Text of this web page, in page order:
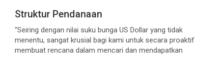
Struktur Pendanaan
“Seiring dengan nilai suku bunga US Dollar yang tidak
menentu, sangat krusial bagi kami untuk secara proaktif
membuat rencana dalam mencari dan mendapatkan